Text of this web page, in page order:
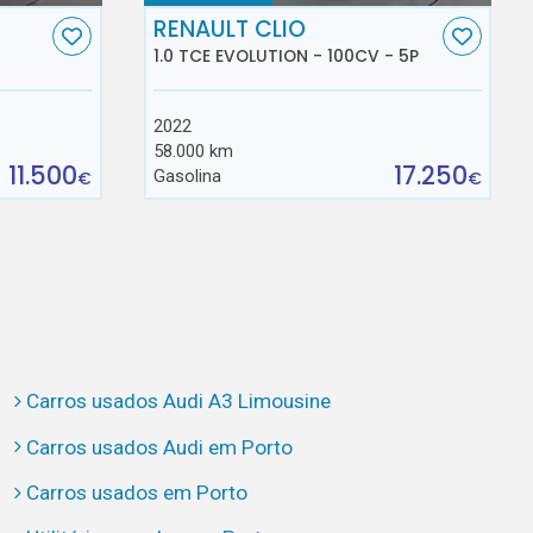
11.500€
RENAULT CLIO
1.0 TCE EVOLUTION - 100CV - 5P
2022
58.000 km
Gasolina
17.250€
Carros usados Audi A3 Limousine
Carros usados Audi em Porto
Carros usados em Porto